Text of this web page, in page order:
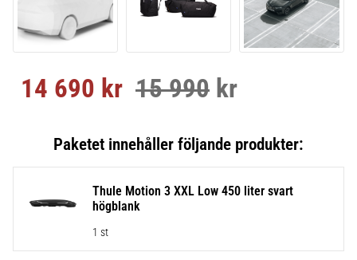
Nedsatt pris:
14 690 kr Ordinarie pris:
15 990 kr
Thule Motion 3 XXL Low 450 liter svart
högblank
1 st